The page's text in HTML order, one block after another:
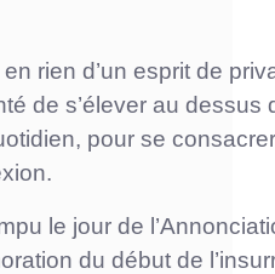
rien d’un esprit de
de s’élever au
pour se
le jour de
du début de